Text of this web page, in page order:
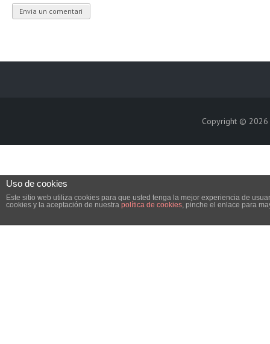
Copyright © 2026
Uso de cookies
Este sitio web utiliza cookies para que usted tenga la mejor experiencia de
cookies y la aceptación de nuestra política de cookies, pinche el enlace para